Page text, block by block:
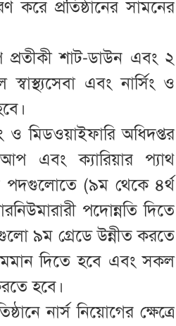
করে প্রতিষ্ঠানের সামনের
প্রতীকী শাট-ডাউন এবং ২
এবং নার্সিং ও
ও মিডওয়াইফারি অধিদপ্তর
আপ এবং ক্যারিয়ার প্যাথ
পদগুলোতে (৯ম থেকে ৪র্থ
পদোন্নতি দিতে
৯ম গ্রেডে উন্নীত করতে
দিতে হবে এবং সকল
হবে।
নার্স নিয়োগের ক্ষেত্রে